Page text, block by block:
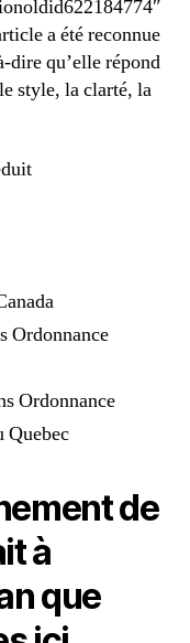
a été reconnue
dire qu’elle répond
style, la clarté, la
Ordonnance
Ordonnance
Quebec
de
à
que